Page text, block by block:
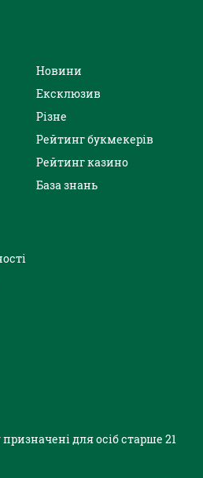
Новини
Ексклюзив
Різне
Рейтинг букмекерів
Рейтинг казино
База знань
для осіб старше 21